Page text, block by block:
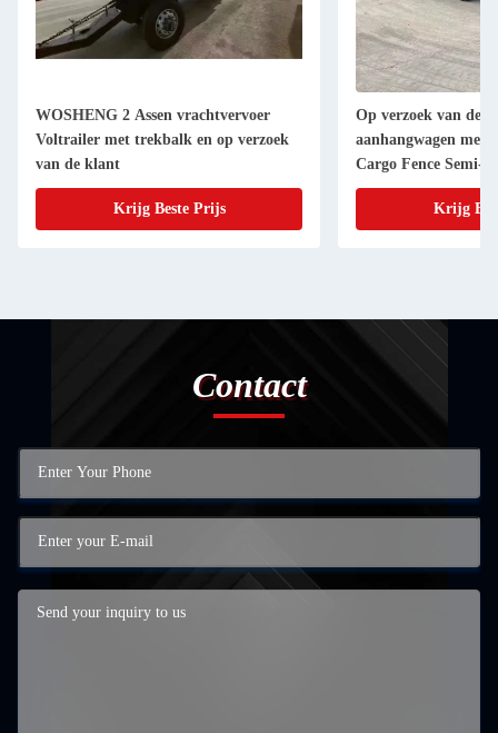
WOSHENG 2 Assen vrachtvervoer
Voltrailer met trekbalk en op verzoek
van de klant
Krijg Beste Prijs
Op verzoek van de
aanhangwagen met
Cargo Fence Semi-
Krijg
Contact